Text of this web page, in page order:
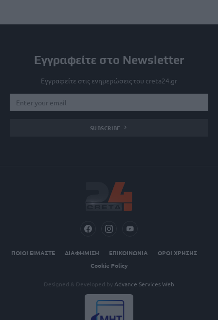
Εγγραφείτε στο Newsletter
Εγγραφείτε στις ενημερώσεις του creta24.gr
SUBSCRIBE
ΠΟΙΟΙ ΕΙΜΑΣΤΕ ΔΙΑΦΗΜΙΣΗ ΕΠΙΚΟΙΝΩΝΙΑ
ΟΡΟΙ ΧΡΗΣΗΣ
Cookie Policy
Designed & Developed by Advance Services Web